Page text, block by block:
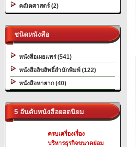
คณิตศาสตร์ (2)
ชนิดหนังสือ
หนังสือเผยแพร่ (541)
หนังสือลิขสิทธิ์สำนักพิมพ์ (122)
หนังสือหายาก (40)
5 อันดับหนังสือยอดนิยม
ครบเครื่องเรื่อง
บริหารธุรกิจขนาดย่อม